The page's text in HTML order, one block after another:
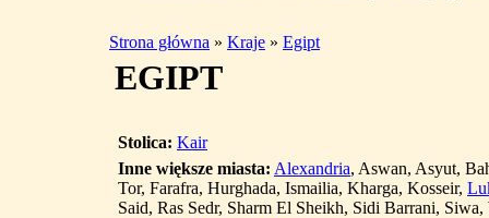
Strona główna » Kraje » Egipt
EGIPT
Stolica: Kair
Inne większe miasta: Alexandria, Aswan, Asyut,
Tor, Farafra, Hurghada, Ismailia, Kharga, Kosseir,
Said, Ras Sedr, Sharm El Sheikh, Sidi Barrani,